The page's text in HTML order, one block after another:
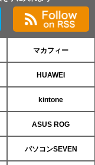
マカフィー
HUAWEI
kintone
ASUS ROG
パソコンSEVEN